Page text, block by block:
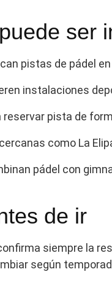
ser
pistas de pádel
instalaciones
reservar pista de
como La
pádel con
de ir
siempre la
según